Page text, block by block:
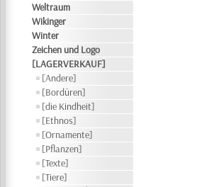
Weltraum
Wikinger
Winter
Zeichen und Logo
[LAGERVERKAUF]
[Andere]
[Bordüren]
[die Kindheit]
[Ethnos]
[Ornamente]
[Pflanzen]
[Texte]
[Tiere]